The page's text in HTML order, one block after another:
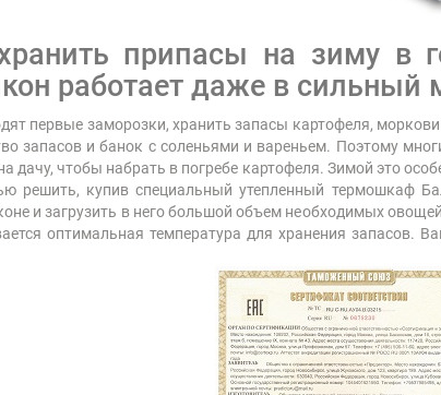
припасы на зиму в
работает даже в сильный
первые заморозки, хранить запасы картофеля,
запасов и банок с соленьями и вареньем. Поэтому
дачу, чтобы набрать в погребе картофеля. Зимой это
решить, купив специальный утепленный термошкаф
и загрузить в него большой объем необходимых
оптимальная температура для хранения запасов.